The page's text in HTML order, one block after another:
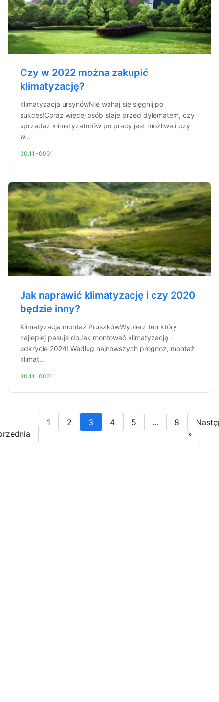
Czy w 2022 można zakupić
klimatyzację?
klimatyzacja ursynówNie wahaj się sięgnij po
sukces!Coraz więcej osób staje przed dylematem, czy
sprzedaż klimatyzatorów po pracy jest możliwa i czy
w...
30.11.-0001
Jak naprawić klimatyzację i czy 2020
będzie inny?
Klimatyzacja montaż PruszkówWybierz ten który
najlepiej pasuje doJak montować klimatyzację -
odkrycie 2024! Według najnowszych prognoz, montaż
klimat...
30.11.-0001
1 2 3 4 5 ... 8
»